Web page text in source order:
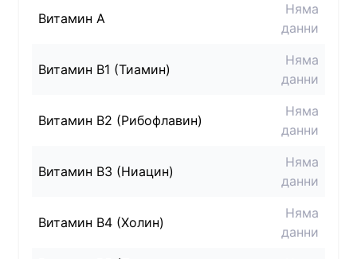
Витамин A
Няма
данни
Витамин B1 (Тиамин)
Няма
данни
Витамин B2 (Рибофлавин)
Няма
данни
Витамин B3 (Ниацин)
Няма
данни
Витамин B4 (Холин)
Няма
данни